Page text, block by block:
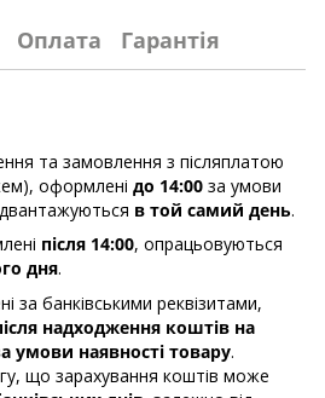
Оплата Гарантія
та замовлення з післяплатою
оформлені до 14:00 за умови
в той самий день.
після 14:00, опрацьовуються
дня.
за банківськими реквізитами,
надходження коштів на
умови наявності товару.
що зарахування коштів може